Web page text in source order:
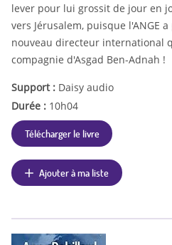
lever pour lui grossit de jour en
vers Jérusalem, puisque l'ANGE
nouveau directeur international
compagnie d'Asgad Ben-Adnah !
Support : Daisy audio
Durée : 10h04
Télécharger le livre
Ajouter à ma liste